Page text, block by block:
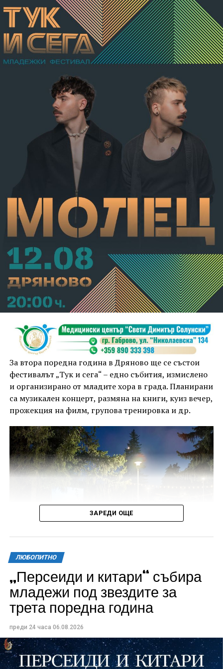
хулигански подбуди леки телесни повреди на В.А. –
разкъсно-контузни рани в теменно-тилната област и
в областта на носа, и охлузни рани, довели до
разстройство на здравето, неопасно за живота.
Престъплението бе класифицирано по чл.131 ал.1
т.12 пр.1, вр. чл.130 ал.1 от НК, като А.Н. е освободен
от наказателна отговорност и му е наложено
административно наказание по реда на чл.78а ал.1
от НК – глоба в размер на 306,77 евро.
С постановление на Районна прокуратура-Габрово
В.А. е бил задържан за срок до 72 часа, а с
определение на Районен съд-Габрово спрямо него е
взета мярка за неотклонение „домашен арест“.
Съдебният акт е окончателен.
За втора поредна година в Дряново ще се състои
фестивалът „Тук и сега“ – едно събития, измислено
и организирано от младите хора в града. Планирани
са музикален концерт, размяна на книги, куиз вечер,
прожекция на филм, групова тренировка и др.
Всички събития ще се проведат в парк „Максим
Райкович“, срещу часовниковата кула, с вход
свободен. Програмата ще започне на 12 август с
изпълнители GoGo, Toria, ZoV & Vakavliev.
ЗАРЕДИ ОЩЕ
ЛЮБОПИТНО
„Персеиди и китари“ събира
младежи под звездите за
трета поредна година
преди 24 часа 06.08.2026